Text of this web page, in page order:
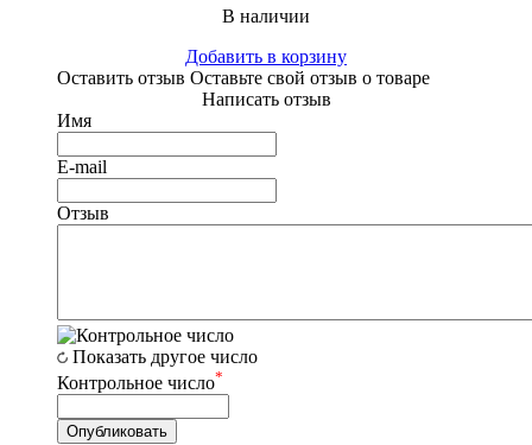
В наличии
Добавить в корзину
Оставить отзыв Оставьте свой отзыв о товаре
Написать отзыв
Имя
E-mail
Отзыв
Показать другое число
Контрольное число*